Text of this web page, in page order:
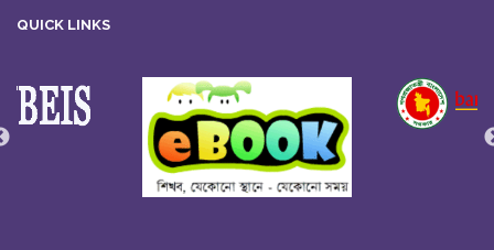
QUICK LINKS